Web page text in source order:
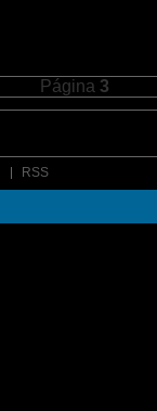
Página 3
RSS